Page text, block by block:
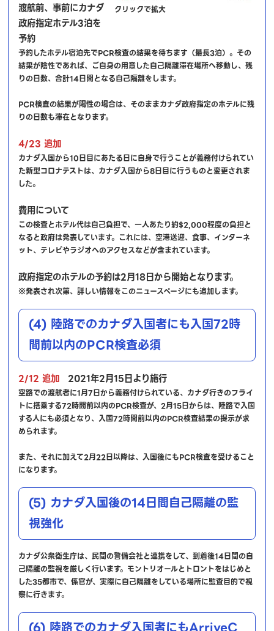
クリックで拡大
渡航前、事前にカナダ
政府指定ホテル3泊を
予約
予約したホテル宿泊先でPCR検査の結果を待ちます（最長3泊）。その
結果が陰性であれば、ご自身の用意した自己隔離滞在場所へ移動し、残
りの日数、合計14日間となる自己隔離をします。
PCR検査の結果が陽性の場合は、そのままカナダ政府指定のホテルに残
りの日数も滞在となります。
4/23 追加
カナダ入国から10日目にあたる日に自身で行うことが義務付けられてい
た新型コロナテストは、カナダ入国から8日目に行うものと変更されま
した。
費用について
この検査とホテル代は自己負担で、一人あたり約$2,000程度の負担と
なると政府は発表しています。これには、空港送迎、食事、インターネ
ット、テレビやラジオへのアクセスなどが含まれています。
政府指定のホテルの予約は2月18日から開始となります。
※発表され次第、詳しい情報をこのニュースページにも追加します。
(4) 陸路でのカナダ入国者にも入国72時
間前以内のPCR検査必須
2/12 追加 2021年2月15日より施行
空路での渡航者に1月7日から義務付けられている、カナダ行きのフライ
トに搭乗する72時間前以内のPCR検査が、2月15日からは、陸路で入国
する人にも必須となり、入国72時間前以内のPCR検査結果の提示が求
められます。
また、それに加えて2月22日以降は、入国後にもPCR検査を受けること
になります。
(5) カナダ入国後の14日間自己隔離の監
視強化
カナダ公衆衛生庁は、民間の警備会社と連携をして、到着後14日間の自
己隔離の監視を厳しく行います。モントリオールとトロントをはじめと
した35都市で、係官が、実際に自己隔離をしている場所に監査目的で視
察に行きます。